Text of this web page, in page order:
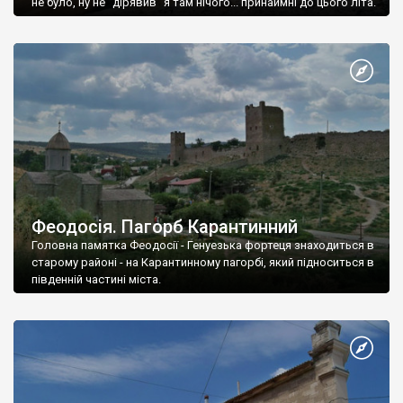
Феодосія. Пагорб Карантинний
Головна памятка Феодосії - Генуезька фортеця знаходиться в
старому районі - на Карантинному пагорбі, який підноситься в
південній частині міста.